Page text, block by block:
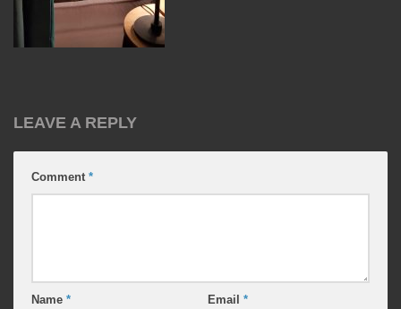
LEAVE A REPLY
Comment *
Name * Email *